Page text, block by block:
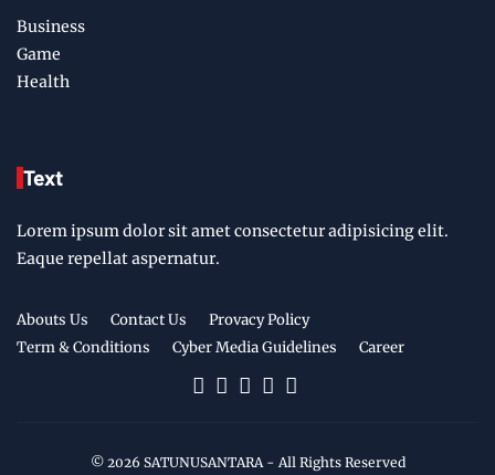
Business
Game
Health
Text
Lorem ipsum dolor sit amet consectetur adipisicing elit.
Eaque repellat aspernatur.
Abouts Us Contact Us
Provacy Policy
Term & Conditions
Cyber Media Guidelines Career
© 2026 SATUNUSANTARA- All Rights Reserved